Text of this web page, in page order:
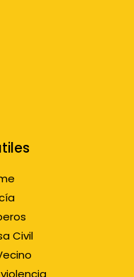
Civil